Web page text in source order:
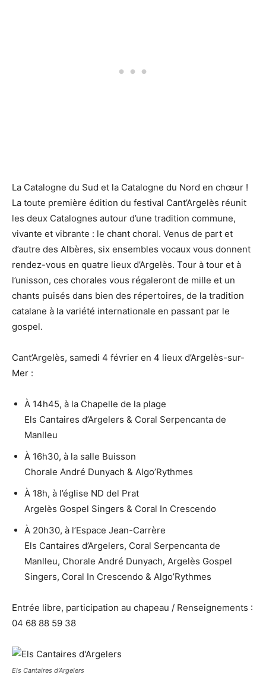
La Catalogne du Sud et la Catalogne du Nord en chœur !
La toute première édition du festival Cant’Argelès réunit
les deux Catalognes autour d’une tradition commune,
vivante et vibrante : le chant choral. Venus de part et
d’autre des Albères, six ensembles vocaux vous donnent
rendez-vous en quatre lieux d’Argelès. Tour à tour et à
l’unisson, ces chorales vous régaleront de mille et un
chants puisés dans bien des répertoires, de la tradition
catalane à la variété internationale en passant par le
gospel.
Cant’Argelès, samedi 4 février en 4 lieux d’Argelès-sur-
Mer :
À 14h45, à la Chapelle de la plage
Els Cantaires d’Argelers & Coral Serpencanta de
Manlleu
À 16h30, à la salle Buisson
Chorale André Dunyach & Algo’Rythmes
À 18h, à l’église ND del Prat
Argelès Gospel Singers & Coral In Crescendo
À 20h30, à l’Espace Jean-Carrère
Els Cantaires d’Argelers, Coral Serpencanta de
Manlleu, Chorale André Dunyach, Argelès Gospel
Singers, Coral In Crescendo & Algo’Rythmes
Entrée libre, participation au chapeau / Renseignements :
04 68 88 59 38
Els Cantaires d’Argelers